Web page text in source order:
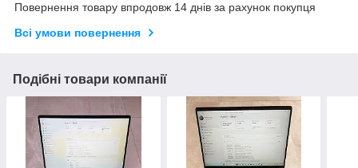
Повернення товару впродовж 14 днів за рахунок покупця
Всі умови повернення
Подібні товари компанії